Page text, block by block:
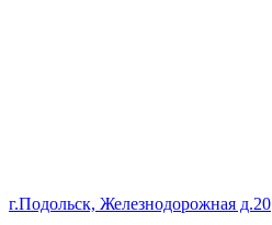
г.Подольск, Железнодорожная д.20